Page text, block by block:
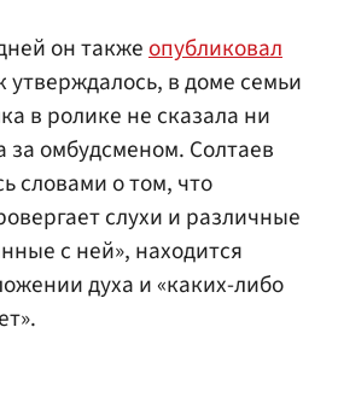
он такжеопубликовал
утверждалось, в доме семьи
в ролике не сказала ни
за омбудсменом. Солтаев
словами о том, что
слухи и различные
с ней», находится
духа и «каких-либо